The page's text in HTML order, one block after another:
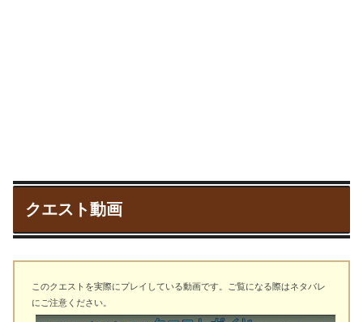
クエスト動画
このクエストを実際にプレイしている動画です。ご覧になる際はネタバレ
にご注意ください。